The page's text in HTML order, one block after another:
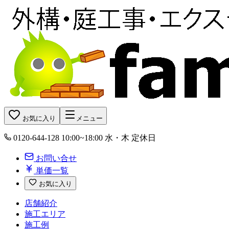
お気に入り メニュー
0120-644-128 10:00~18:00 水・木 定休日
お問い合せ
単価一覧
お気に入り
店舗紹介
施工エリア
施工例